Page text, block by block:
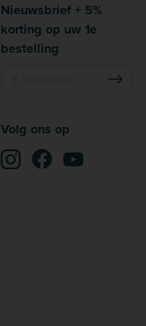
Nieuwsbrief + 5%
korting op uw 1e
bestelling
Volg ons op